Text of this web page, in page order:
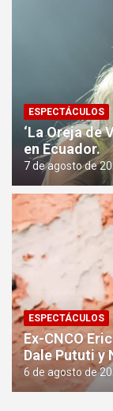
ESPECTÁCULOS
‘La Oreja de
en Ecuador.
7 de agosto de
ESPECTÁCULOS
Ex-CNCO
Dale Pututi y
6 de agosto de